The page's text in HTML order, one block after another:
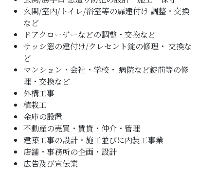
玄関/室内/トイレ/浴室等の扉建付け 調整・交換
など
ドアクローザーなどの調整・交換など
サッシ窓の建付け/クレセント錠の修理・ 交換な
ど
マンション・会社・学校・ 病院など錠前等の修
理・交換など
外構工事
植栽工
金庫の設置
不動産の売買・賃貸・仲介・管理
建築工事の設計・施工並びに内装工事業
店舗・事務所の企画・設計
広告及び宣伝業